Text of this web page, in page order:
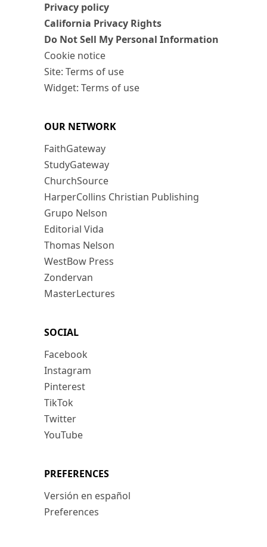
Privacy policy
California Privacy Rights
Do Not Sell My Personal Information
Cookie notice
Site: Terms of use
Widget: Terms of use
OUR NETWORK
FaithGateway
StudyGateway
ChurchSource
HarperCollins Christian Publishing
Grupo Nelson
Editorial Vida
Thomas Nelson
WestBow Press
Zondervan
MasterLectures
SOCIAL
Facebook
Instagram
Pinterest
TikTok
Twitter
YouTube
PREFERENCES
Versión en español
Preferences